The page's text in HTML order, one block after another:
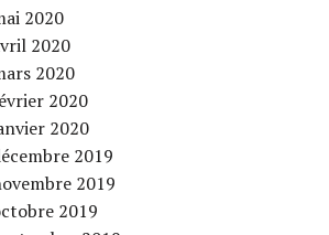
2020
2020
2020
2020
2020
2019
2019
2019